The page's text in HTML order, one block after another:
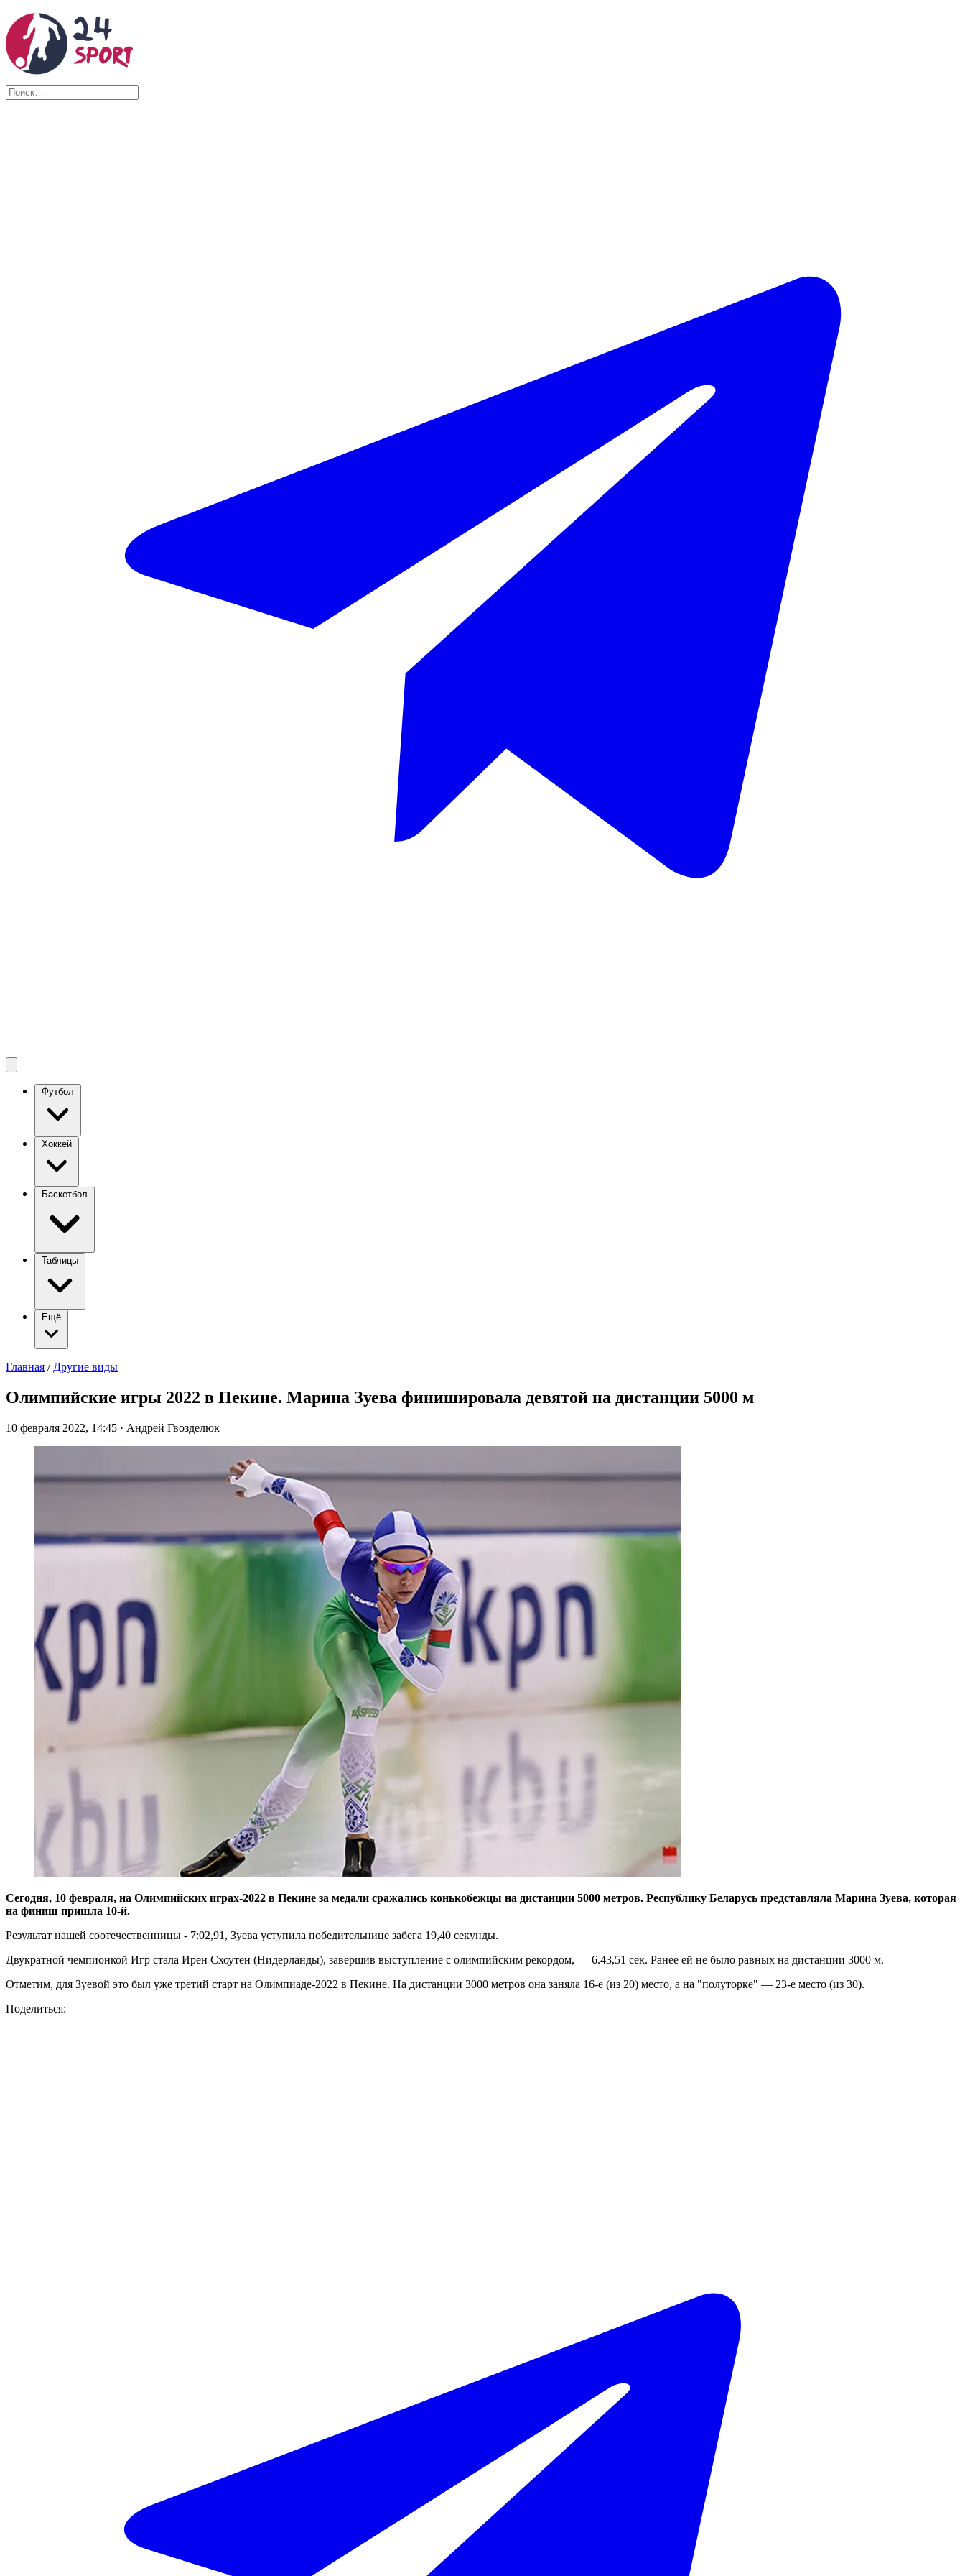
Футбол
Хоккей
Баскетбол
Таблицы
Ещё
Главная / Другие виды
Олимпийские игры 2022 в Пекине. Марина Зуева финишировала девятой на дистанции 5000 м
10 февраля 2022, 14:45 · Андрей Гвозделюк
Сегодня, 10 февраля, на Олимпийских играх-2022 в Пекине за медали сражались конькобежцы на дистанции 5000 метров. Республику Беларусь представляла Марина Зуева, которая
на финиш пришла 10-й.
Результат нашей соотечественницы - 7:02,91, Зуева уступила победительнице забега 19,40 секунды.
Двукратной чемпионкой Игр стала Ирен Схоутен (Нидерланды), завершив выступление с олимпийским рекордом, — 6.43,51 сек. Ранее ей не было равных на дистанции 3000 м.
Отметим, для Зуевой это был уже третий старт на Олимпиаде-2022 в Пекине. На дистанции 3000 метров она заняла 16-е (из 20) место, а на "полуторке" — 23-е место (из 30).
Поделиться: